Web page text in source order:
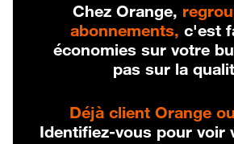
Chez Orange,
abonnements, c'est
économies sur votre
pas sur la
Déjà client Orange
Identifiez-vous pour voir